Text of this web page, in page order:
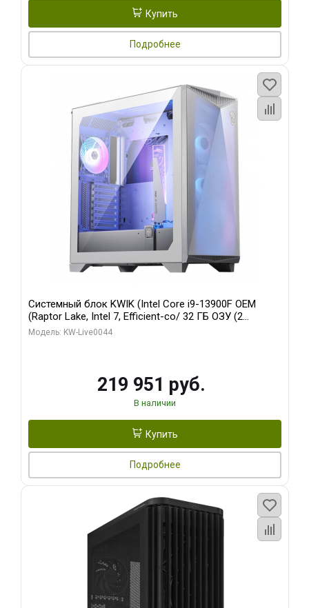
Купить
Подробнее
Системный блок KWIK (Intel Core i9-13900F OEM
(Raptor Lake, Intel 7, Efficient-co/ 32 ГБ ОЗУ (2
модуля)/ Gigabyte RTX5070Ti AERO OC 16GB GDDR7
Модель: KW-Live0044
219 951 руб.
В наличии
Купить
Подробнее